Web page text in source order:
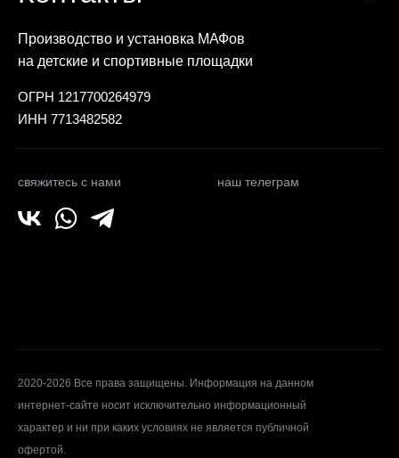
Производство и установка МАФов
на детские и спортивные площадки
ОГРН 1217700264979
ИНН 7713482582
свяжитесь с нами наш телеграм
2020-2026 Все права защищены. Информация на данном
интернет-сайте носит исключительно информационный
характер и ни при каких условиях не является публичной
офертой.